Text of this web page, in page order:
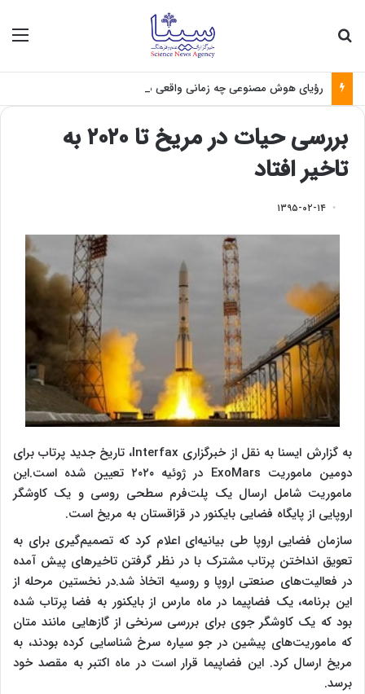
رؤیای هوش مصنوعی چه زمانی واقعی می‌شود؟
بررسی حیات در مریخ تا ۲۰۲۰ به
تاخیر افتاد
۱۳۹۵-۰۲-۱۴
به گزارش ایسنا به نقل از خبرگزاری Interfax، تاریخ جدید پرتاب برای
دومین ماموریت ExoMars در ژوئیه ۲۰۲۰ تعیین شده است.این
ماموریت شامل ارسال یک پلت‌فرم سطحی روسی و یک کاوشگر
اروپایی از پایگاه فضایی بایکنور در قزاقستان به مریخ است.
سازمان فضایی اروپا طی بیانیه‌ای اعلام کرد که تصمیم‌گیری برای به
تعویق انداختن پرتاب مشترک با در نظر گرفتن تاخیرهای پیش آمده
در فعالیت‌های صنعتی اروپا و روسیه اتخاذ شد.در نخستین مرحله از
این برنامه، یک فضاپیما در ماه مارس از بایکنور به فضا پرتاب شده
بود که یک کاوشگر جوی برای بررسی سرنخی از گازهایی مانند متان
که ماموریت‌های پیشین در جو سیاره سرخ شناسایی کرده بودند، به
مریخ ارسال کرد. این فضاپیما قرار است در ماه اکتبر به مقصد خود
برسد.